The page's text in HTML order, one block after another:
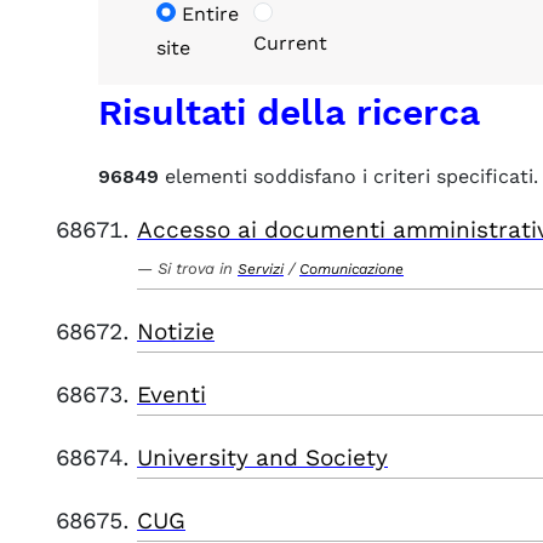
Entire
site
Current
Risultati della ricerca
96849 elementi soddisfano i criteri specificati.
Accesso ai documenti
Si trova in Servizi / Comunicazione
Notizie
Eventi
University and Society
CUG